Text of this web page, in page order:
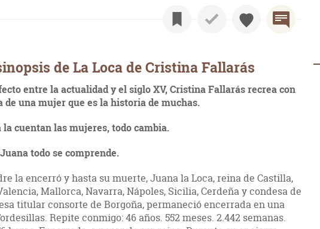
de La Loca de Cristina Fallarás
entre la actualidad y el siglo XV, Cristina Fallarás recrea con
de una mujer que es la historia de muchas.
cuentan las mujeres, todo cambia.
todo se comprende.
la encerró y hasta su muerte, Juana la Loca, reina de Castilla,
Mallorca, Navarra, Nápoles, Sicilia, Cerdeña y condesa de
titular consorte de Borgoña, permaneció encerrada en una
Repite conmigo: 46 años. 552 meses. 2.442 semanas.